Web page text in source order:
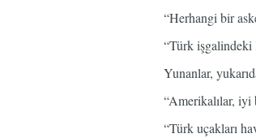
“Herhangi bir
“Türk işgalindeki
Yunanlar,
“Amerikalılar, iyi
“Türk uçakları